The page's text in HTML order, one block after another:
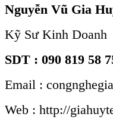
Nguyễn Vũ Gia
Kỹ Sư Kinh Doanh
SDT : 090 819 58
Email :
Web : http://